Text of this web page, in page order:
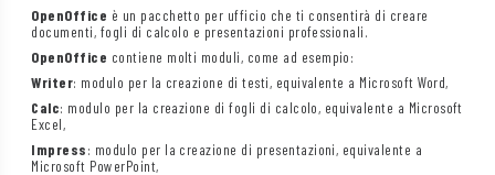
OpenOffice è un pacchetto per ufficio che ti consentirà di creare
documenti, fogli di calcolo e presentazioni professionali.
OpenOffice contiene molti moduli, come ad esempio:
Writer: modulo per la creazione di testi, equivalente a Microsoft Word,
Calc: modulo per la creazione di fogli di calcolo, equivalente a Microsoft
Excel,
Impress: modulo per la creazione di presentazioni, equivalente a
Microsoft PowerPoint,